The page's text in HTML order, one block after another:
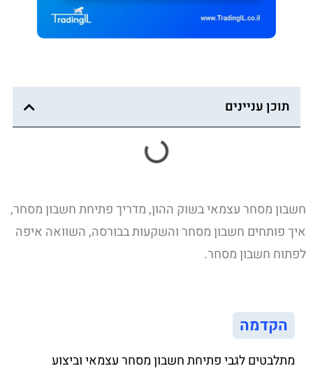
תוכן עניינים
חשבון מסחר עצמאי בשוק ההון, מדריך פתיחת חשבון מסחר,
איך פותחים חשבון מסחר והשקעות בבורסה, השוואה איפה
לפתוח חשבון מסחר.
הקדמה
מתלבטים לגבי פתיחת חשבון מסחר עצמאי וביצוע